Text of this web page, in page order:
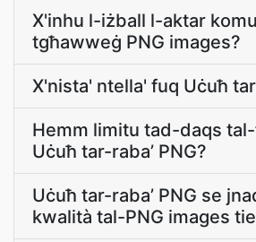
X'inhu l-iżball l-aktar
tgħawweġ PNG images?
X'nista' ntella' fuq Uċuħ
Hemm limitu tad-daqs
Uċuħ tar-raba’ PNG?
Uċuħ tar-raba’ PNG se
kwalità tal-PNG images